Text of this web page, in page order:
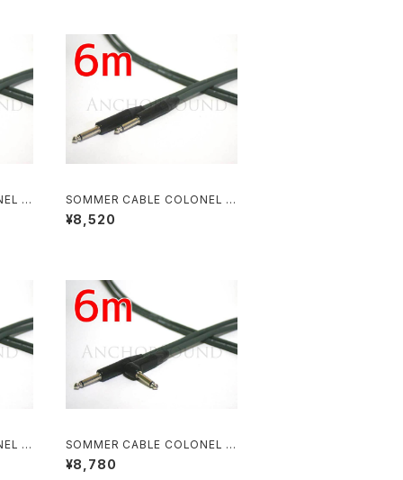
I
ル
SOMMER CABLE COLONEL I
NCREDIBLE NEUTRIKニッケル
プラグ S-S 6m
¥8,520
I
ル
SOMMER CABLE COLONEL I
NCREDIBLE NEUTRIKニッケル
プラグ S-L 6m
¥8,780